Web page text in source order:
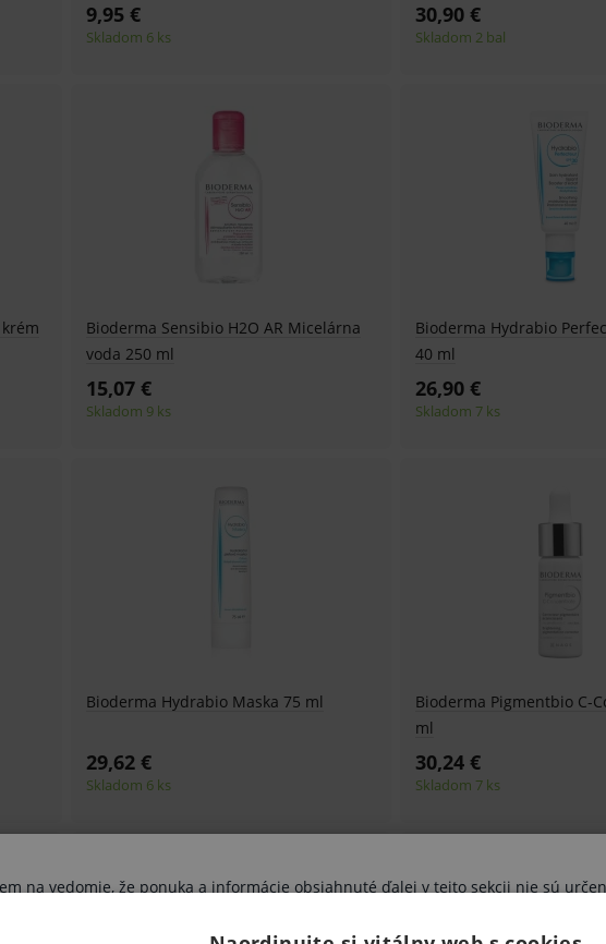
9,95 €
Skladom 6 ks
30,90 €
Skladom 2 bal
Bioderma Sensibio H2O AR Micelárna
voda 250 ml
15,07 €
Skladom 9 ks
Bioderma Hydrabio
40 ml
26,90 €
Skladom 7 ks
Bioderma Hydrabio Maska 75 ml
29,62 €
Skladom 6 ks
Bioderma Pigmentbio C-
ml
30,24 €
Skladom 7 ks
na vedomie, že ponuka a informácie obsiahnuté ďalej v tejto sekcii nie sú